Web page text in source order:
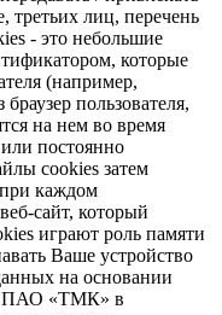
третьих лиц, перечень
- это небольшие
которые
(например,
пользователя,
на нем во время
постоянно
cookies затем
каждом
сайт, который
играют роль памяти
Ваше устройство
на основании
ПАО «ТМК» в